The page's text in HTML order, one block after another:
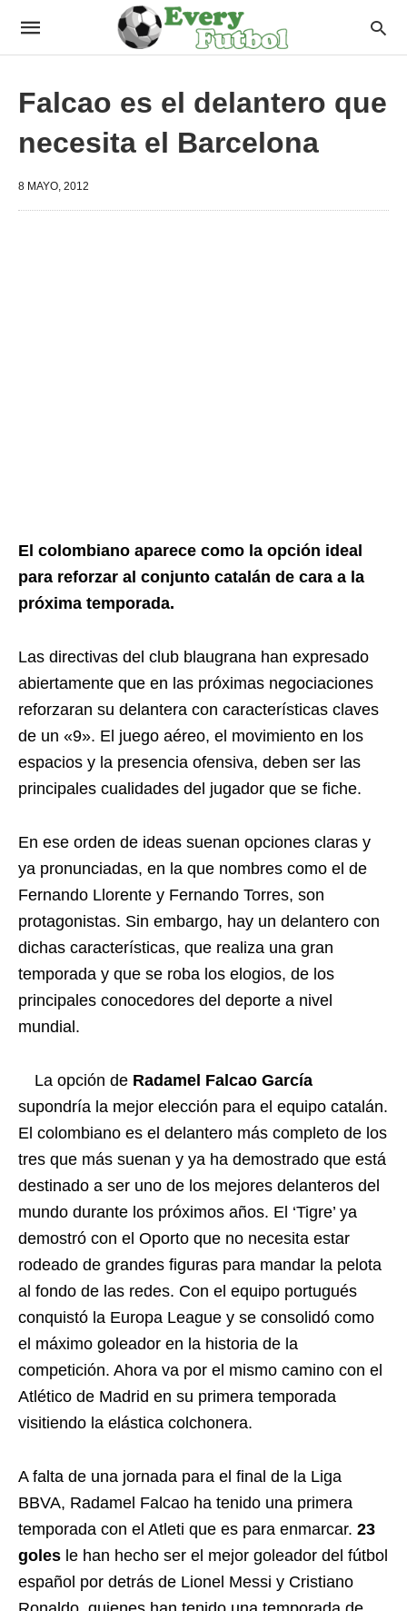
Falcao es el delantero que
necesita el Barcelona
8 MAYO, 2012
El colombiano aparece como la opción ideal
para reforzar al conjunto catalán de cara a la
próxima temporada.
Las directivas del club blaugrana han expresado
abiertamente que en las próximas negociaciones
reforzaran su delantera con características claves
de un «9». El juego aéreo, el movimiento en los
espacios y la presencia ofensiva, deben ser las
principales cualidades del jugador que se fiche.
En ese orden de ideas suenan opciones claras y
ya pronunciadas, en la que nombres como el de
Fernando Llorente y Fernando Torres, son
protagonistas. Sin embargo, hay un delantero con
dichas características, que realiza una gran
temporada y que se roba los elogios, de los
principales conocedores del deporte a nivel
mundial.
La opción de Radamel Falcao García
supondría la mejor elección para el equipo catalán.
El colombiano es el delantero más completo de los
tres que más suenan y ya ha demostrado que está
destinado a ser uno de los mejores delanteros del
mundo durante los próximos años. El ‘Tigre’ ya
demostró con el Oporto que no necesita estar
rodeado de grandes figuras para mandar la pelota
al fondo de las redes. Con el equipo portugués
conquistó la Europa League y se consolidó como
el máximo goleador en la historia de la
competición. Ahora va por el mismo camino con el
Atlético de Madrid en su primera temporada
visitiendo la elástica colchonera.
A falta de una jornada para el final de la Liga
BBVA, Radamel Falcao ha tenido una primera
temporada con el Atleti que es para enmarcar. 23
goles le han hecho ser el mejor goleador del fútbol
español por detrás de Lionel Messi y Cristiano